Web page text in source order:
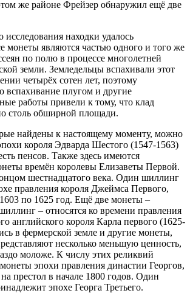
же районе Фрейзер обнаружил ещё две
исследования находки удалось
монеты являются частью одного и того же
по полю в процессе многолетней
земли. Земледельцы вспахивали этот
четырёх сотен лет, поэтому
вспахивание плугом и другие
работы привели к тому, что клад
столь обширной площади.
найдены к настоящему моменту, можно
короля Эдварда Шестого (1547-1563)
пенсов. Также здесь имеются
времён королевы Елизаветы Первой.
шестнадцатого века. Один шиллинг
правления короля Джеймса Первого,
по 1625 год. Ещё две монеты –
– относятся ко времени правления
английского короля Карла первого (1625-
в фермерской земле и другие монеты,
несколько меньшую ценность,
моложе. К числу этих реликвий
эпохи правления династии Георгов,
престол в начале 1800 годов. Один
эпохе Георга Третьего.